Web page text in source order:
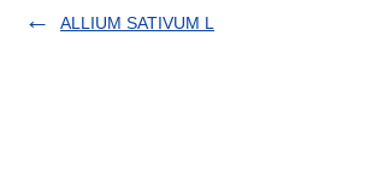
ALLIUM SATIVUM L